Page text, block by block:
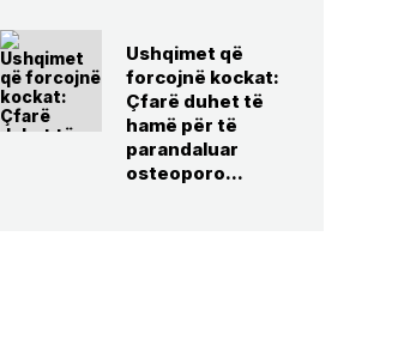
Ushqimet që
forcojnë kockat:
Çfarë duhet të
hamë për të
parandaluar
osteoporo...